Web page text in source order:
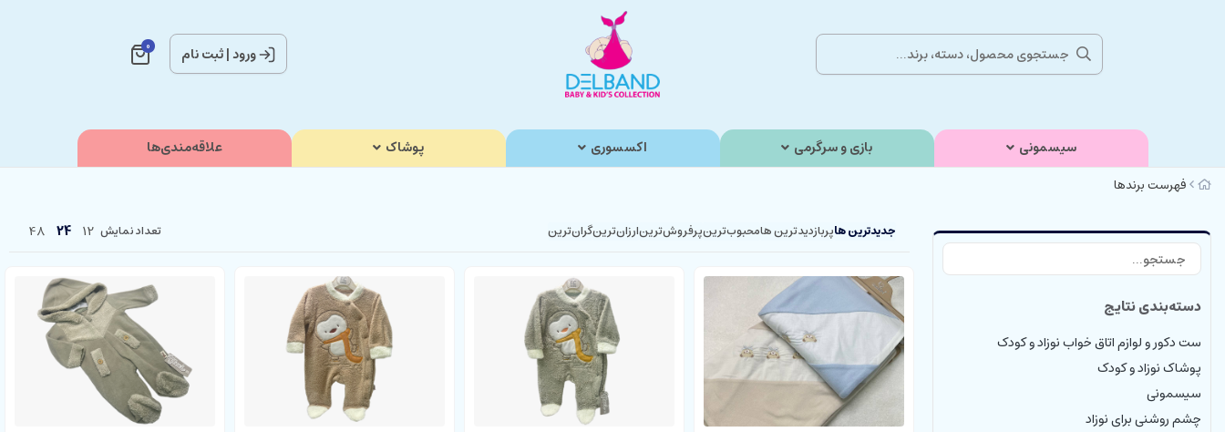
ورود|ثبت نام 0
سیسمونی بازی و سرگرمی اکسسوری پوشاک علاقه‌مندی‌ها
فهرست برندها
دسته‌بندی نتایج
ست دکور و لوازم اتاق خواب نوزاد و کودک
پوشاک نوزاد و کودک
سیسمونی
چشم روشنی برای نوزاد
جدیدترین هاپربازدیدترین هامحبوب‌‌ترینپرفروش‌ترینارزان‌ترینگران‌ترین تعداد نمایش 12
24
48